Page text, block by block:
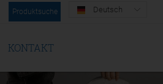
Produktsuche Deutsch
KONTAKT